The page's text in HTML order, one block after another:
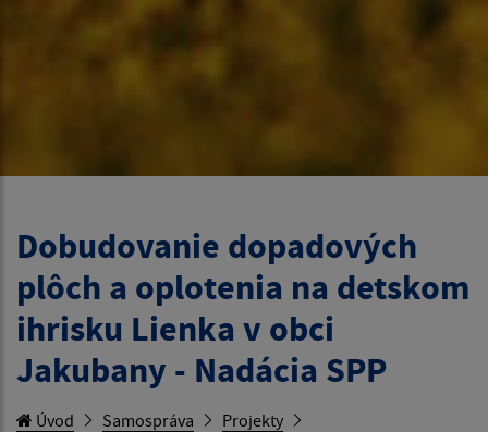
Dobudovanie dopadových
plôch a oplotenia na detskom
ihrisku Lienka v obci
Jakubany - Nadácia SPP
Úvod Samospráva
Projekty